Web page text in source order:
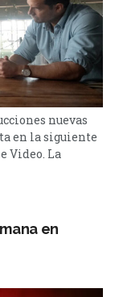
nuevas
en la siguiente
Video. La
en más de
entre las que se
en